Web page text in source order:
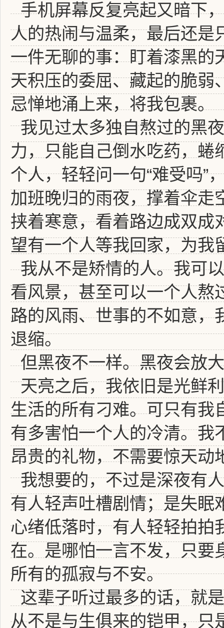
手机屏幕反复亮起又暗下
人的热闹与温柔，最后还是
一件无聊的事：盯着漆黑的
天积压的委屈、藏起的脆弱
忌惮地涌上来，将我包裹。
我见过太多独自熬过的黑
力，只能自己倒水吃药，蜷
个人，轻轻问一句“难受吗”
加班晚归的雨夜，撑着伞走
挟着寒意，看着路边成双成
望有一个人等我回家，为我
我从不是矫情的人。我可
看风景，甚至可以一个人熬
路的风雨、世事的不如意，
退缩。
但黑夜不一样。黑夜会放
天亮之后，我依旧是光鲜
生活的所有刁难。可只有我
有多害怕一个人的冷清。我
昂贵的礼物，不需要惊天动
我想要的，不过是深夜有
有人轻声吐槽剧情；是失眠
心绪低落时，有人轻轻拍拍
在。是哪怕一言不发，只要
所有的孤寂与不安。
这辈子听过最多的话，就
从不是与生俱来的铠甲，只